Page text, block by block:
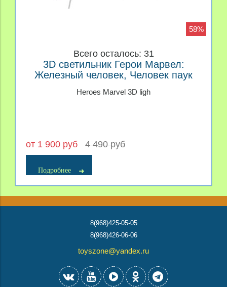
58%
Всего осталось: 31
3D светильник Герои Марвел:
Железный человек, Человек паук
Heroes Marvel 3D ligh
от 1 900 руб 4 490 руб
Подробнее
8(968)425-05-05
8(968)426-06-06
toyszone@yandex.ru